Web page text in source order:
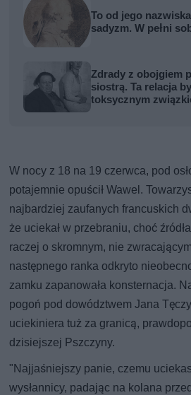
To od jego
sadyzm. W pełni
Zdrady z obojgiem
siostrą. Ta relacja
toksycznym
W nocy z 18 na 19 czerwca, pod
potajemnie opuścił Wawel.
najbardziej zaufanych francuskich
że uciekał w przebraniu, choć
raczej o skromnym, nie
następnego ranka odkryto
zamku zapanowała konsternacja.
pogoń pod dowództwem Jana
uciekiniera tuż za granicą,
dzisiejszej Pszczyny.
"Najjaśniejszy panie, czemu
wysłannicy, padając na kolana